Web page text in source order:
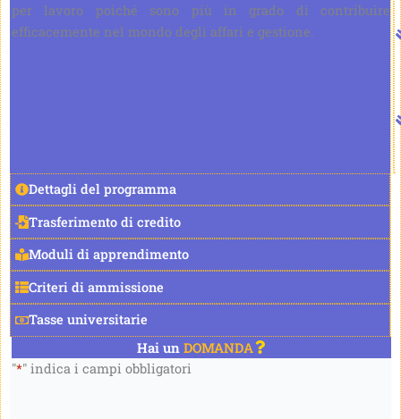
Dettagli del programma
Trasferimento di credito
Moduli di apprendimento
Criteri di ammissione
Tasse universitarie
per lavoro poiché sono più in grado di contribuire
efficacemente nel mondo degli affari e gestione.
Hai un DOMANDA
"*" indica i campi obbligatori